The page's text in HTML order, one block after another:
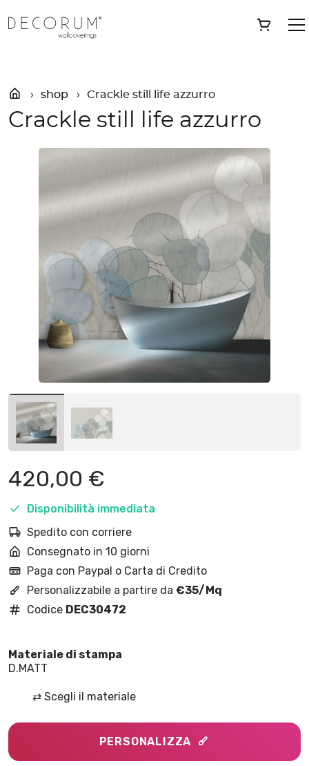
shop Crackle still life azzurro
Save
Crackle still life azzurro
420,00 €
Disponibilità immediata
Spedito con corriere
Consegnato in 10 giorni
Paga con Paypal o Carta di Credito
Personalizzabile a partire da€35/Mq
Codice DEC30472
D.MATT
⇄ Scegli il materiale
PERSONALIZZA